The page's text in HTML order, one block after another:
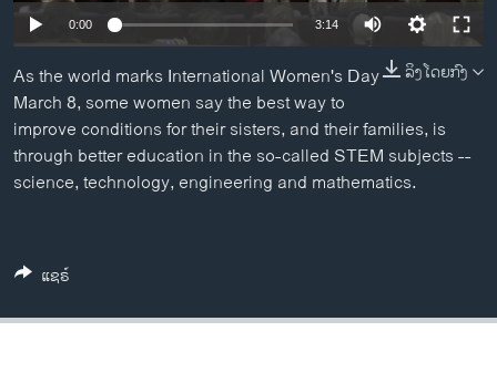
ທຸລະກິດ
ພາສາອັງກິດ
ວີດີໂອ
ສຽງ
ລາຍການກະຈາຍສຽງ
0:00 3:14
ລິງໂດຍກົງ
As the world marks International Women's Day
March 8, some women say the best way to
improve conditions for their sisters, and their families, is
through better education in the so-called STEM subjects --
science, technology, engineering and mathematics.
ແຊຣ໌